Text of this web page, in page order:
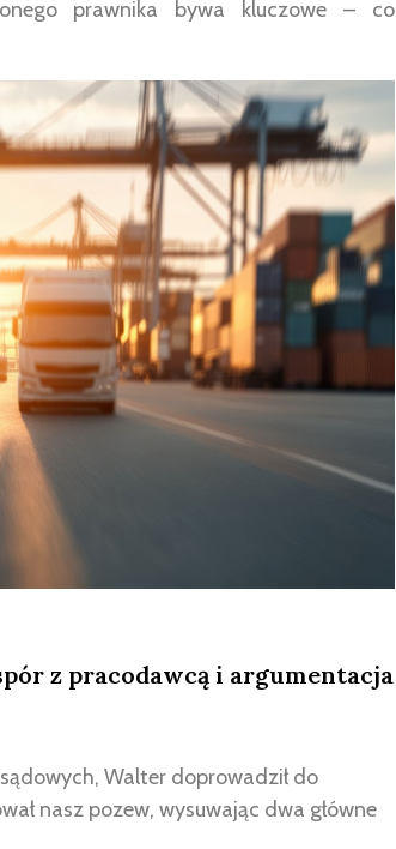
prawnika bywa kluczowe – co
z pracodawcą i argumentacja
Walter doprowadził do
nasz pozew, wysuwając dwa główne